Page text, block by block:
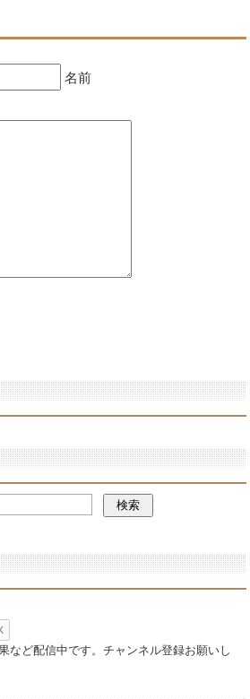
名前
など配信中です。チャンネル登録お願いし